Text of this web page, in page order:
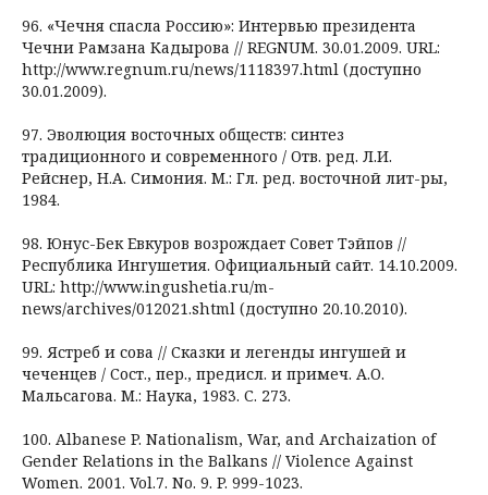
96. «Чечня спасла Россию»: Интервью президента
Чечни Рамзана Кадырова // REGNUM. 30.01.2009. URL:
http://www.regnum.ru/news/1118397.html (доступно
30.01.2009).
97. Эволюция восточных обществ: синтез
традиционного и современного / Отв. ред. Л.И.
Рейснер, Н.А. Симония. М.: Гл. ред. восточной лит-ры,
1984.
98. Юнус-Бек Евкуров возрождает Совет Тэйпов //
Республика Ингушетия. Официальный сайт. 14.10.2009.
URL: http://www.ingushetia.ru/m-
news/archives/012021.shtml (доступно 20.10.2010).
99. Ястреб и сова // Сказки и легенды ингушей и
чеченцев / Сост., пер., предисл. и примеч. А.О.
Мальсагова. М.: Наука, 1983. С. 273.
100. Albanese P. Nationalism, War, and Archaization of
Gender Relations in the Balkans // Violence Against
Women. 2001. Vol.7. No. 9. P. 999-1023.